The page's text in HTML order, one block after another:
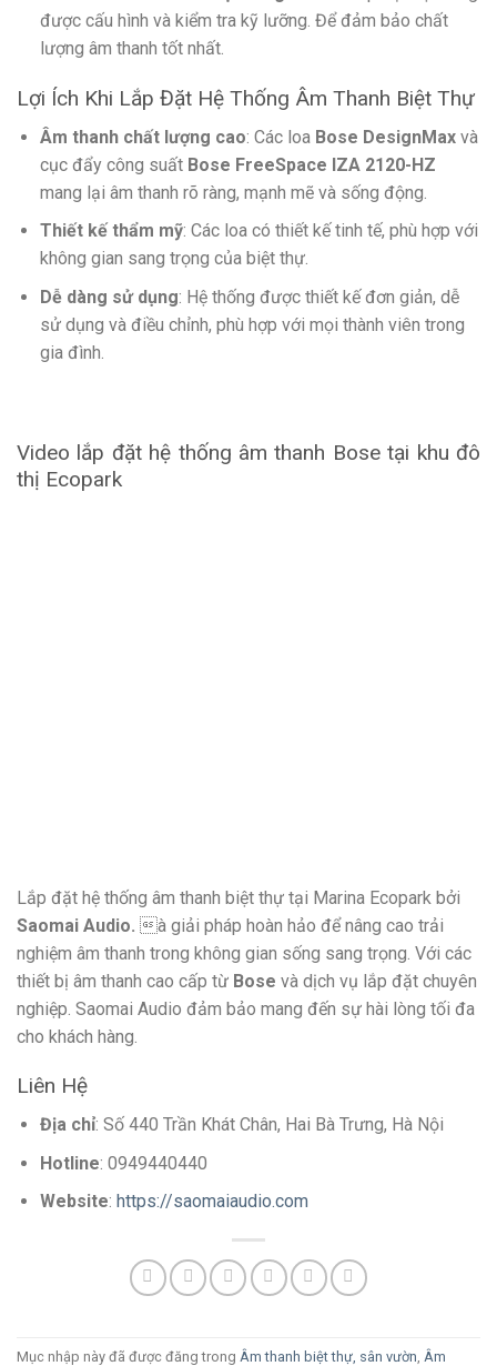
được cấu hình và kiểm tra kỹ lưỡng. Để đảm bảo chất
lượng âm thanh tốt nhất.
Lợi Ích Khi Lắp Đặt Hệ Thống Âm Thanh Biệt Thự
Âm thanh chất lượng cao: Các loa Bose DesignMaxvà
cục đẩy công suất Bose FreeSpace IZA 2120-HZ
mang lại âm thanh rõ ràng, mạnh mẽ và sống động.
Thiết kế thẩm mỹ: Các loa có thiết kế tinh tế, phù hợp với
không gian sang trọng của biệt thự.
Dễ dàng sử dụng: Hệ thống được thiết kế đơn giản, dễ
sử dụng và điều chỉnh, phù hợp với mọi thành viên trong
gia đình.
Video lắp đặt hệ thống âm thanh Bose tại khu đô
thị Ecopark
Lắp đặt hệ thống âm thanh biệt thự tại Marina Ecopark bởi
Saomai Audio. à giải pháp hoàn hảo để nâng cao trải
nghiệm âm thanh trong không gian sống sang trọng. Với các
thiết bị âm thanh cao cấp từ Bose và dịch vụ lắp đặt chuyên
nghiệp. Saomai Audio đảm bảo mang đến sự hài lòng tối đa
cho khách hàng.
Liên Hệ
Địa chỉ: Số 440 Trần Khát Chân, Hai Bà Trưng, Hà Nội
Hotline: 0949440440
Website: https://saomaiaudio.com
Mục nhập này đã được đăng trong Âm thanh biệt thự, sân vườn Âm